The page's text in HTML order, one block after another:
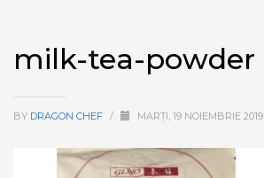
milk-tea-powder
BY DRAGON CHEF / MARȚI, 19 NOIEMBRIE 2019